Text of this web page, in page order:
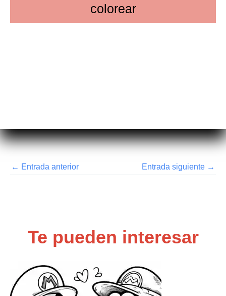
colorear
← Entrada anterior Entrada siguiente →
Te pueden interesar